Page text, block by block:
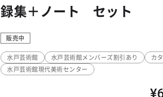
録集＋ノート セット
販売中
水戸芸術館 水戸芸術館メンバーズ割引あり
カ
水戸芸術館現代美術センター